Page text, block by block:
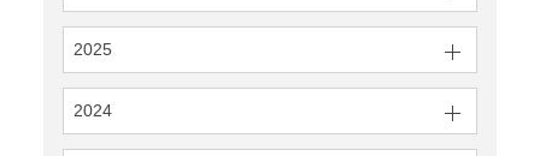
2025
2024